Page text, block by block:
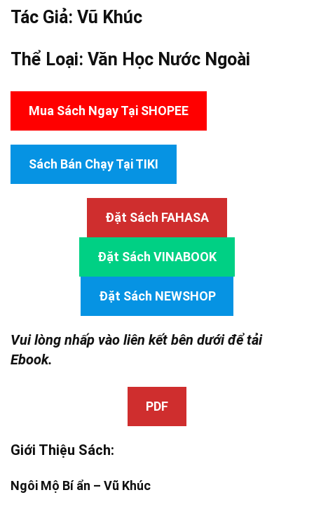
Tác Giả: Vũ Khúc
Thể Loại: Văn Học Nước Ngoài
Mua Sách Ngay Tại SHOPEE
Sách Bán Chạy Tại TIKI
Đặt Sách FAHASA
Đặt Sách VINABOOK
Đặt Sách NEWSHOP
Vui lòng nhấp vào liên kết bên dưới để tải
Ebook.
PDF
Giới Thiệu Sách:
Ngôi Mộ Bí ẩn – Vũ Khúc